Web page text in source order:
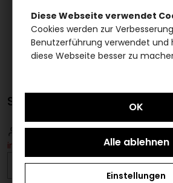
SOLID MAKEUP REMOVER MILK
Bitte loggen Sie sich einum
in den Warenkorb legen zu können.
AUF DIE
Diese Webseite verwendet
Cookies werden zur
Benutzerführung verwendet und
diese Webseite besser zu
Einstellungen